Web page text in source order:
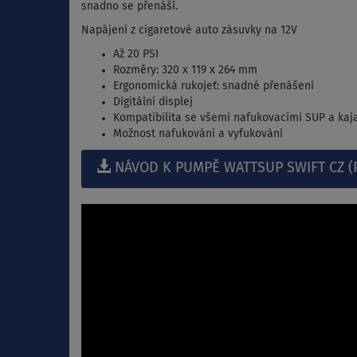
snadno se přenáší.
Napájení z cigaretové auto zásuvky na 12V
Až 20 PSI
Rozměry: 320 x 119 x 264 mm
Ergonomická rukojeť: snadné přenášení
Digitální displej
Kompatibilita se všemi nafukovacími SUP a
Možnost nafukování a vyfukování
NÁVOD K PUMPĚ WATTSUP SWIFT CZ